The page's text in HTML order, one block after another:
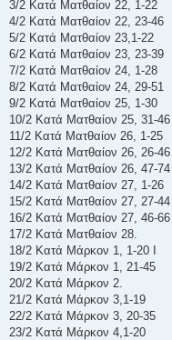
3/2 Κατά Ματθαίον 22, 1-22
4/2 Κατά Ματθαίον 22, 23-46
5/2 Κατά Ματθαίον 23,1-22
6/2 Κατά Ματθαίον 23, 23-39
7/2 Κατά Ματθαίον 24, 1-28
8/2 Κατά Ματθαίον 24, 29-51
9/2 Κατά Ματθαίον 25, 1-30
10/2 Κατά Ματθαίον 25, 31-46
11/2 Κατά Ματθαίον 26, 1-25
12/2 Κατά Ματθαίον 26, 26-46
13/2 Κατά Ματθαίον 26, 47-74
14/2 Κατά Ματθαίον 27, 1-26
15/2 Κατά Ματθαίον 27, 27-44
16/2 Κατά Ματθαίον 27, 46-66
17/2 Κατά Ματθαίον 28.
18/2 Κατά Μάρκον 1, 1-20 I
19/2 Κατά Μάρκον 1, 21-45
20/2 Κατά Μάρκον 2.
21/2 Κατά Μάρκον 3,1-19
22/2 Κατά Μάρκον 3, 20-35
23/2 Κατά Μάρκον 4,1-20